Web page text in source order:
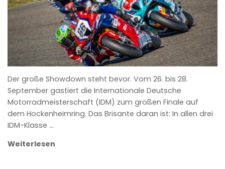
Der große Showdown steht bevor. Vom 26. bis 28.
September gastiert die Internationale Deutsche
Motorradmeisterschaft (IDM) zum großen Finale auf
dem Hockenheimring. Das Brisante daran ist: In allen drei
IDM-Klasse …
Weiterlesen